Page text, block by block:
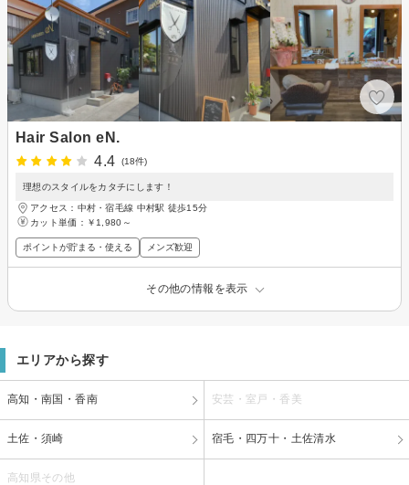
Hair Salon eN.
4.4
(18件)
理想のスタイルをカタチにします！
アクセス：中村・宿毛線 中村駅 徒歩15分
カット単価： ￥1,980～
ポイントが貯まる・使える メンズ歓迎
その他の情報を表示
エリアから探す
高知・南国・香南 安芸・室戸・香美
土佐・須崎 宿毛・四万十・土佐清水
高知県その他